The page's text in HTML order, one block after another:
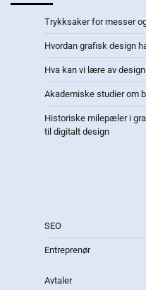
Trykksaker for messer
Hvordan grafisk design
Hva kan vi lære av
Akademiske studier om
Historiske milepæler i
til digitalt design
SEO
Entreprenør
Avtaler